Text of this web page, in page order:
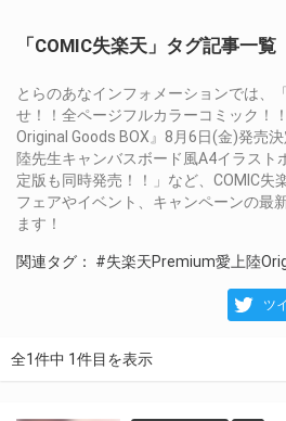
「COMIC失楽天」タグ記事一覧
とらのあなインフォメーションでは、
せ！！全ページフルカラーコミック！
Original Goods BOX』8月6日(金)発売
陸先生キャンバスボード風A4イラスト
定版も同時発売！！」など、COMIC失
フェアやイベント、キャンペーンの最
ます！
関連タグ： #失楽天Premium愛上陸
ツ
全1件中 1件目を表示